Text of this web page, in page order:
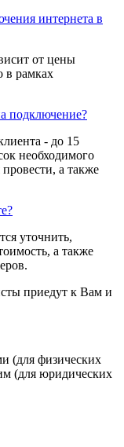
интернета в
от цены
в рамках
подключение?
- до 15
необходимого
провести, а также
уточнить,
а также
приедут к Вам и
(для физических
(для юридических